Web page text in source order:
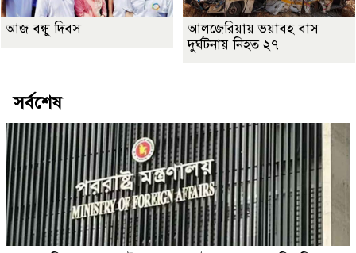
আজ বন্ধু দিবস
আলজেরিয়ায় ভয়াবহ বাস
দুর্ঘটনায় নিহত ২৭
সর্বশেষ